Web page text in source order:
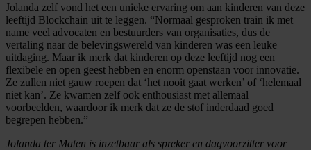
Jolanda zelf vond het een unieke ervaring om aan kinderen van deze
leeftijd Blockchain uit te leggen. “Normaal gesproken train ik met
name veel advocaten en bestuurders van organisaties, dus de
vertaling naar de belevingswereld van kinderen was een leuke
uitdaging. Maar ik merk dat kinderen op deze leeftijd nog een
flexibele en open geest hebben en enorm openstaan voor innovatie.
Ze zullen niet gauw roepen dat ‘het nooit gaat werken’ of ‘helemaal
niet kan’. Ze kwamen zelf ook enthousiast met allemaal
voorbeelden, waardoor ik merk dat ze de stof inderdaad goed
begrepen hebben.”
Jolanda ter Maten is inzetbaar als spreker en dagvoorzitter voor